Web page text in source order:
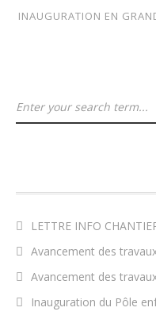
INAUGURATION EN
LETTRE INFO
Avancement des
Avancement des
Inauguration du Pôle